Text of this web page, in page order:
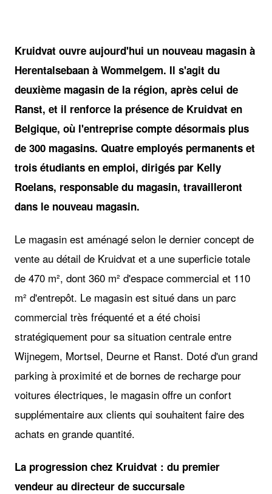
Kruidvat ouvre aujourd'hui un nouveau magasin à
Herentalsebaan à Wommelgem. Il s'agit du
deuxième magasin de la région, après celui de
Ranst, et il renforce la présence de Kruidvat en
Belgique, où l'entreprise compte désormais plus
de 300 magasins. Quatre employés permanents et
trois étudiants en emploi, dirigés par Kelly
Roelans, responsable du magasin, travailleront
dans le nouveau magasin.
Le magasin est aménagé selon le dernier concept de
vente au détail de Kruidvat et a une superficie totale
de 470 m², dont 360 m² d'espace commercial et 110
m² d'entrepôt. Le magasin est situé dans un parc
commercial très fréquenté et a été choisi
stratégiquement pour sa situation centrale entre
Wijnegem, Mortsel, Deurne et Ranst. Doté d'un grand
parking à proximité et de bornes de recharge pour
voitures électriques, le magasin offre un confort
supplémentaire aux clients qui souhaitent faire des
achats en grande quantité.
La progression chez Kruidvat : du premier
vendeur au directeur de succursale